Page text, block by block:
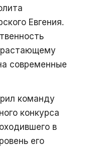
Евгения.
современные
команду
конкурса
в
его